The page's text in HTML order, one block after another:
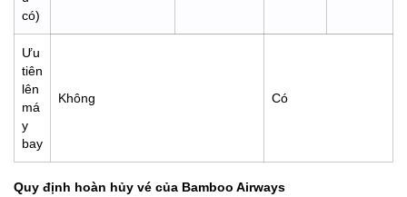
có)
Ưu
tiên
lên
má
y
bay
Không Có
Quy định hoàn hủy vé của Bamboo Airways